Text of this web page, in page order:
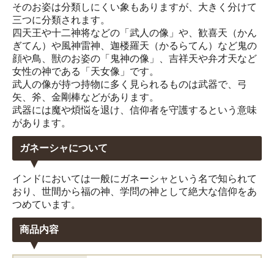
そのお姿は分類しにくい象もありますが、大きく分けて
三つに分類されます。
四天王や十二神将などの「武人の像」や、歓喜天（かん
ぎてん）や風神雷神、迦楼羅天（かるらてん）など鬼の
顔や鳥、獣のお姿の「鬼神の像」、吉祥天や弁才天など
女性の神である「天女像」です。
武人の像が持つ持物に多く見られるものは武器で、弓
矢、斧、金剛棒などがあります。
武器には魔や煩悩を退け、信仰者を守護するという意味
があります。
ガネーシャについて
インドにおいては一般にガネーシャという名で知られて
おり、世間から福の神、学問の神として絶大な信仰をあ
つめています。
商品内容